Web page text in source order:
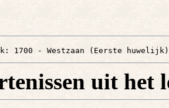
1700 - Westzaan (Eerste
uit het